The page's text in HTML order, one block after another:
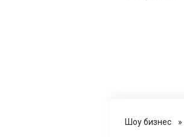
Шоу бизнес »